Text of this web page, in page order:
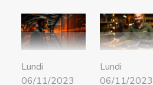
Lundi
06/11/2023
Lundi
06/11/2023